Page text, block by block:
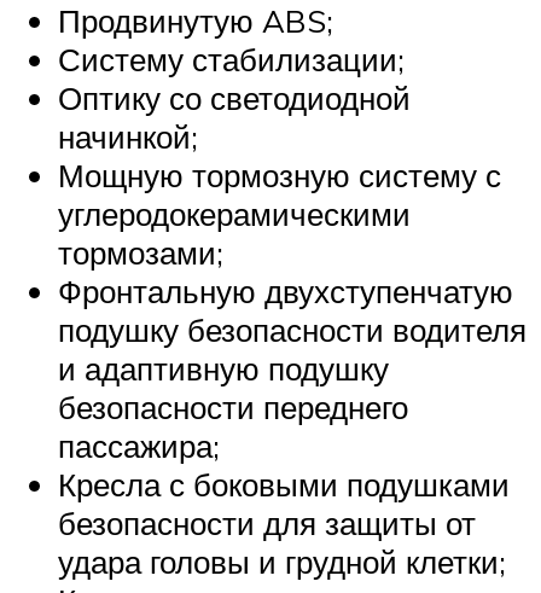
Продвинутую ABS;
Систему стабилизации;
Оптику со светодиодной
начинкой;
Мощную тормозную систему с
углеродокерамическими
тормозами;
Фронтальную двухступенчатую
подушку безопасности водителя
и адаптивную подушку
безопасности переднего
пассажира;
Кресла с боковыми подушками
безопасности для защиты от
удара головы и грудной клетки;